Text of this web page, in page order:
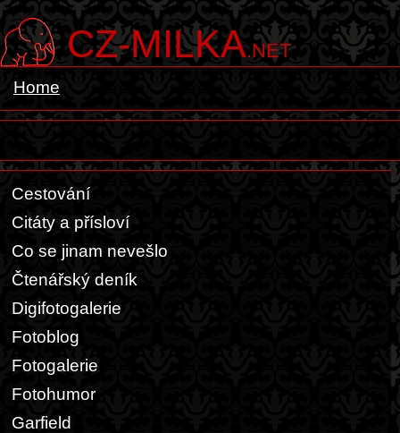
CZ-MILKA.NET
Home
Cestování
Citáty a přísloví
Co se jinam nevešlo
Čtenářský deník
Digifotogalerie
Fotoblog
Fotogalerie
Fotohumor
Garfield